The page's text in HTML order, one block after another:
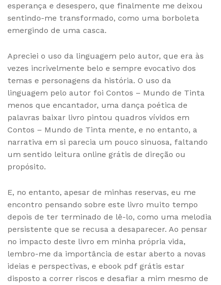
esperança e desespero, que finalmente me deixou
sentindo-me transformado, como uma borboleta
emergindo de uma casca.
Apreciei o uso da linguagem pelo autor, que era às
vezes incrivelmente belo e sempre evocativo dos
temas e personagens da história. O uso da
linguagem pelo autor foi Contos – Mundo de Tinta
menos que encantador, uma dança poética de
palavras baixar livro pintou quadros vívidos em
Contos – Mundo de Tinta mente, e no entanto, a
narrativa em si parecia um pouco sinuosa, faltando
um sentido leitura online grátis de direção ou
propósito.
E, no entanto, apesar de minhas reservas, eu me
encontro pensando sobre este livro muito tempo
depois de ter terminado de lê-lo, como uma melodia
persistente que se recusa a desaparecer. Ao pensar
no impacto deste livro em minha própria vida,
lembro-me da importância de estar aberto a novas
ideias e perspectivas, e ebook pdf grátis estar
disposto a correr riscos e desafiar a mim mesmo de